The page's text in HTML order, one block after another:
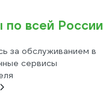
по всей России
за обслуживанием в
сервисы